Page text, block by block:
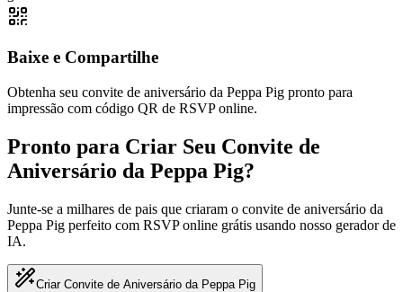
Baixe e Compartilhe
Obtenha seu convite de aniversário da Peppa Pig pronto para
impressão com código QR de RSVP online.
Pronto para Criar Seu Convite de
Aniversário da Peppa Pig?
Junte-se a milhares de pais que criaram o convite de aniversário da
Peppa Pig perfeito com RSVP online grátis usando nosso gerador de
IA.
Criar Convite de Aniversário da Peppa Pig